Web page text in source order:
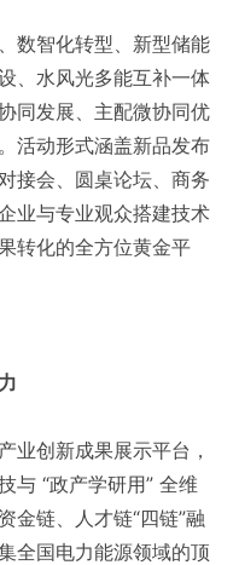
数智化转型、新型储能
、水风光多能互补一体
同发展、主配微协同优
活动形式涵盖新品发布
接会、圆桌论坛、商务
业与专业观众搭建技术
转化的全方位黄金平
业创新成果展示平台，
与 “政产学研用” 全维
金链、人才链“四链”融
全国电力能源领域的顶